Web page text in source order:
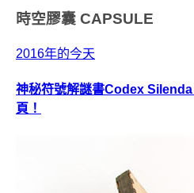
時空膠囊 CAPSULE
2016年的今天
神秘符號解謎書Codex
頁！